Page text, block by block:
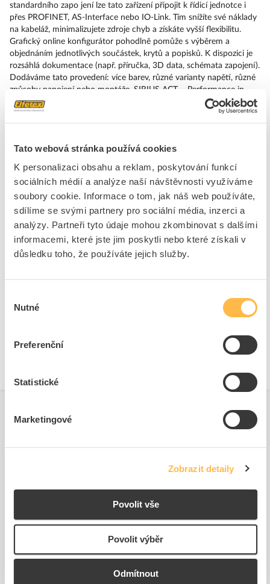
Tato webová stránka používá cookies
K personalizaci obsahu a reklam, poskytování funkcí
sociálních médií a analýze naší návštěvnosti využíváme
soubory cookie. Informace o tom, jak náš web používáte,
sdílíme se svými partnery pro sociální média, inzerci a
analýzy. Partneři tyto údaje mohou zkombinovat s dalšími
informacemi, které jste jim poskytli nebo které získali v
důsledku toho, že používáte jejich služby.
souhlasu
Nutné
Preferenční
Statistické
Marketingové
Zobrazit detaily
Povolit vše
Povolit výběr
Odmítnout
standardního zapo jení lze tato zařízení připojit k řídicí jednotce i
přes PROFINET, AS-Interface nebo IO-Link. Tím snížíte své náklady
na kabeláž, minimalizujete zdroje chyb a získáte vyšší flexibilitu.
Grafický online konfigurátor pohodlně pomůže s výběrem a
objednáním jednotlivých součástek, krytů a popisků. K dispozici je
rozsáhlá dokumentace (např. příručka, 3D data, schémata zapojení).
Dodáváme tato provedení: více barev, různé varianty napětí, různé
způsoby napojení nebo montáže. SIRIUS ACT – Performance in
Action při udělování příkazů a hlášení. Jednoduše smontovatelný,
jednoduše silný, jednoduše perfektní.
Se světelným zdrojem
Ano
Světelný zdroj
LED
Technické dokumenty
SIEMENS Držák 3SU1500-
SIEMENS Držák 3SU1550-
0AA10-0AA0 pro kovová